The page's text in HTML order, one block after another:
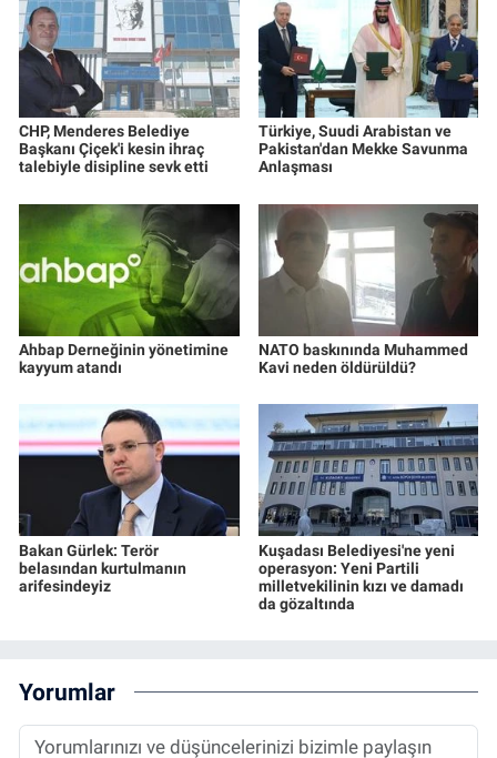
CHP, Menderes Belediye
Başkanı Çiçek'i kesin ihraç
talebiyle disipline sevk etti
Türkiye, Suudi Arabistan ve
Pakistan'dan Mekke Savunma
Anlaşması
Ahbap Derneğinin yönetimine
kayyum atandı
NATO baskınında Muhammed
Kavi neden öldürüldü?
Bakan Gürlek: Terör
belasından kurtulmanın
arifesindeyiz
Kuşadası Belediyesi'ne yeni
operasyon: Yeni Partili
milletvekilinin kızı ve damadı
da gözaltında
Yorumlar